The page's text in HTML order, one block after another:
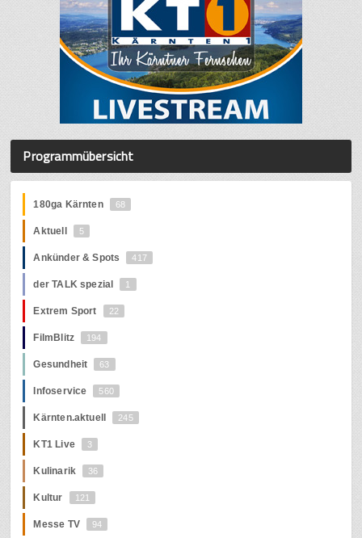
Programmübersicht
180ga Kärnten 68
Aktuell 5
Ankünder & Spots 417
der TALK spezial 1
Extrem Sport 22
FilmBlitz 194
Gesundheit 63
Infoservice 560
Kärnten.aktuell 245
KT1 Live 3
Kulinarik 36
Kultur 121
Messe TV 94